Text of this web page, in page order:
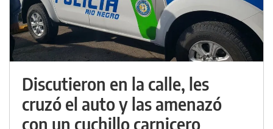
Discutieron en la calle, les
cruzó el auto y las amenazó
con un cuchillo carnicero